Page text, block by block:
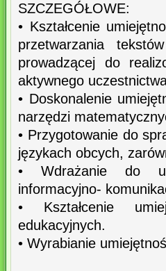
SZCZEGÓŁOWE:
• Kształcenie
przetwarzania
prowadzącej do
aktywnego
• Doskonalenie
narzędzi
• Przygotowanie do
językach obcych,
• Wdrażanie do
informacyjno-
• Kształcenie
edukacyjnych.
• Wyrabianie